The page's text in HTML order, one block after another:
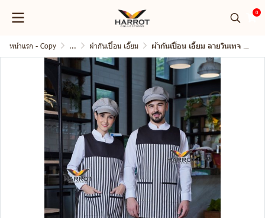
0
หน้าแรก - Copy ... ผ้ากันเปื้่อน เอี๊ยม ผ้ากันเปื้อน เอี๊ยม ลายวินเทจ แต่งดำ